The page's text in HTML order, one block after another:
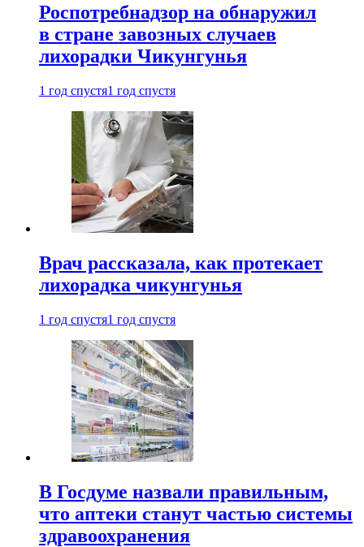
Роспотребнадзор на обнаружил
в стране завозных случаев
лихорадки Чикунгунья
1 год спустя1 год спустя
Врач рассказала, как протекает
лихорадка чикунгунья
1 год спустя1 год спустя
В Госдуме назвали правильным,
что аптеки станут частью системы
здравоохранения